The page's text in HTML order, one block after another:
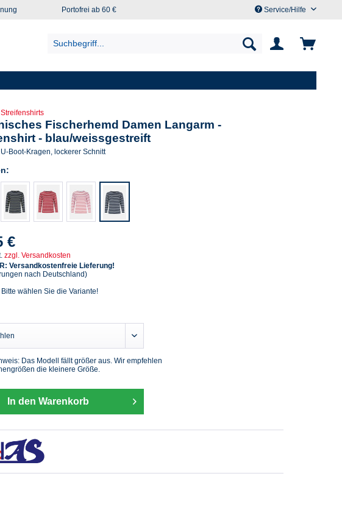
Portofrei ab 60 € Service/Hilfe
Streifenshirts
Fischerhemd Damen Langarm -
- blau/weissgestreift
Boot-Kragen, lockerer Schnitt
€
zzgl. Versandkosten
Versandkostenfreie Lieferung!
nach Deutschland)
Bitte wählen Sie die Variante!
Das Modell fällt größer aus. Wir empfehlen
die kleinere Größe.
In den Warenkorb